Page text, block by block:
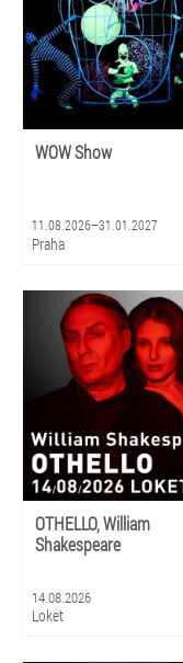
WOW Show
11.08.2026–31.01.2027
Praha
OTHELLO, William
Shakespeare
14.08.2026
Loket